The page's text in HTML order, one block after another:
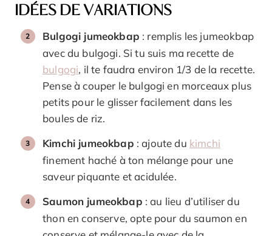
IDÉES DE VARIATIONS
Bulgogi jumeokbap : remplis les jumeokbap
avec du bulgogi. Si tu suis ma recette de
bulgogi, il te faudra environ 1/3 de la recette.
Pense à couper le bulgogi en morceaux plus
petits pour le glisser facilement dans les
boules de riz.
Kimchi jumeokbap : ajoute du kimchi
finement haché à ton mélange pour une
saveur piquante et acidulée.
Saumon jumeokbap : au lieu d’utiliser du
thon en conserve, opte pour du saumon en